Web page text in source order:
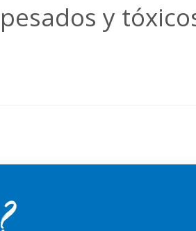
y